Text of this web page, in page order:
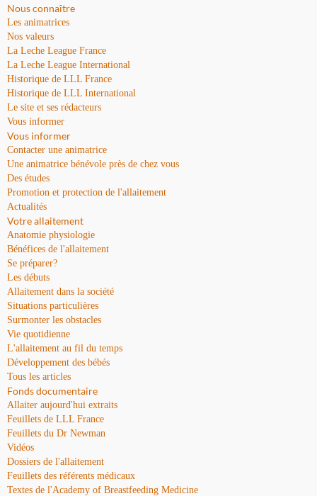
Nous connaître
Les animatrices
Nos valeurs
La Leche League France
La Leche League International
Historique de LLL France
Historique de LLL International
Le site et ses rédacteurs
Vous informer
Vous informer
Contacter une animatrice
Une animatrice bénévole près de chez vous
Des études
Promotion et protection de l'allaitement
Actualités
Votre allaitement
Anatomie physiologie
Bénéfices de l'allaitement
Se préparer?
Les débuts
Allaitement dans la société
Situations particulières
Surmonter les obstacles
Vie quotidienne
L'allaitement au fil du temps
Développement des bébés
Tous les articles
Fonds documentaire
Allaiter aujourd'hui extraits
Feuillets de LLL France
Feuillets du Dr Newman
Vidéos
Dossiers de l'allaitement
Feuillets des référents médicaux
Textes de l'Academy of Breastfeeding Medicine